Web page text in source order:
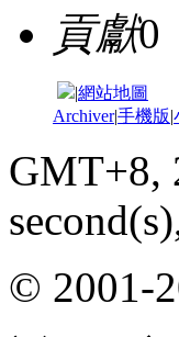
貢獻0
|網站地圖
Archiver|手機版|
GMT+8,
© 2001-